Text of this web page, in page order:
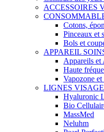
ACCESSOIRES
Cotons,
Pinceaux et
Bols et
APPAREIL
Appareils et
Haute
Vapozone
LIGNES
Hyaluronic
Bio
MassMed
Neluhm